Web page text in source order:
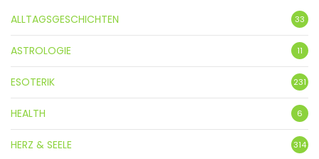
ALLTAGSGESCHICHTEN 33
ASTROLOGIE 11
ESOTERIK 231
HEALTH 6
HERZ & SEELE 314